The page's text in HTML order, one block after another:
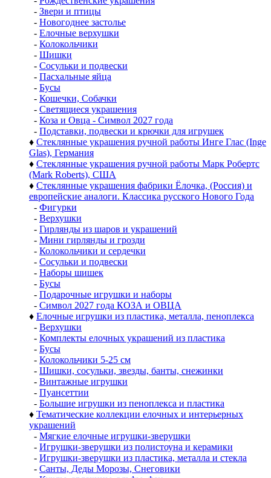
- Звери и птицы
- Новогоднее застолье
- Елочные верхушки
- Колокольчики
- Шишки
- Сосульки и подвески
- Пасхальные яйца
- Бусы
- Кошечки, Собачки
- Светящиеся украшения
- Коза и Овца - Символ 2027 года
- Подставки, подвески и крючки для игрушек
♦ Стеклянные украшения ручной работы Инге Глас (Inge
Glas), Германия
♦ Стеклянные украшения ручной работы Марк Робертс
(Mark Roberts), США
♦ Стеклянные украшения фабрики Ёлочка, (Россия) и
европейские аналоги. Классика русского Нового Года
- Фигурки
- Верхушки
- Гирлянды из шаров и украшений
- Мини гирлянды и грозди
- Колокольчики и сердечки
- Сосульки и подвески
- Наборы шишек
- Бусы
- Подарочные игрушки и наборы
- Символ 2027 года КОЗА и ОВЦА
♦ Елочные игрушки из пластика, металла, пеноплекса
- Верхушки
- Комплекты елочных украшений из пластика
- Бусы
- Колокольчики 5-25 см
- Шишки, сосульки, звезды, банты, снежинки
- Винтажные игрушки
- Пуансеттии
- Большие игрушки из пеноплекса и пластика
♦ Тематические коллекции елочных и интерьерных
украшений
- Мягкие елочные игрушки-зверушки
- Игрушки-зверушки из полистоуна и керамики
- Игрушки-зверушки из пластика, металла и стекла
- Санты, Деды Морозы, Снеговики